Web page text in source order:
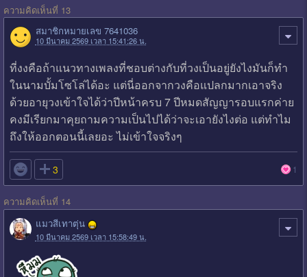
ความคิดเห็นที่ 13
สมาชิกหมายเลข 7641036
10 มีนาคม 2569 เวลา 15:41:26 น.
ที่งงคือถ้าแนวทางเพลงที่ชอบต่างกับที่วงเป็นอยู่ยังไงมันก็ทำ
ในนามบั้มโซโล่ได้อะ แต่นี่ออกจากวงคือแปลกมากเอาจริง
ด้วยอายุวงเข้าใจได้ว่าปีหน้าครบ 7 ปีหมดสัญญารอบแรกค่าย
คงมีเรียกมาคุยถามความเป็นไปได้ว่าจะเอายังไงต่อ แต่ทำไม
ถึงให้ออกตอนนี้เลยอะ ไม่เข้าใจจริงๆ
 3 1
ความคิดเห็นที่ 14
แมวสีเทาตุ่น
10 มีนาคม 2569 เวลา 15:58:49 น.